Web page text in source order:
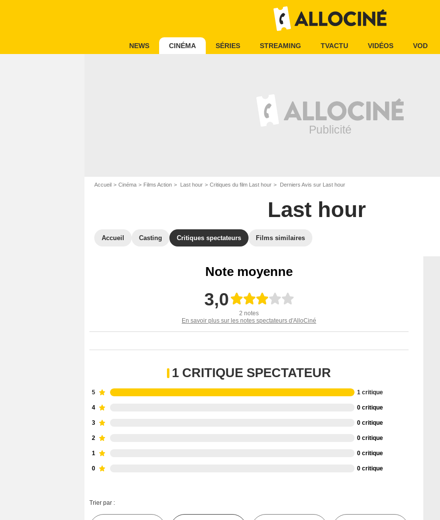
NEWS CINÉMA SÉRIES STREAMING TVACTU VIDÉOS VOD
Accueil Cinéma Films Action Last hour Critiques du film Last hour Derniers Avis sur Last hour
Last hour
Accueil Casting Critiques spectateurs Films similaires
Note moyenne
3,0
2 notes
En savoir plus sur les notes spectateurs d'AlloCiné
1 CRITIQUE SPECTATEUR
5 1 critique
4 0 critique
3 0 critique
2 0 critique
1 0 critique
0 0 critique
Trier par :